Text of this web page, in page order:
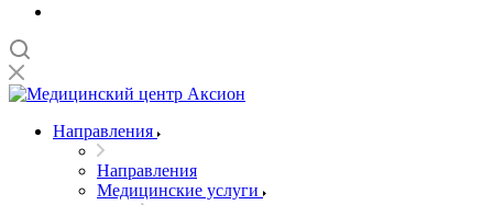
Направления
Направления
Медицинские услуги